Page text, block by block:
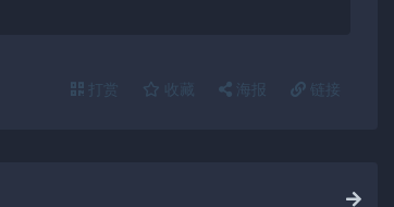
打赏 收藏 海报 链接